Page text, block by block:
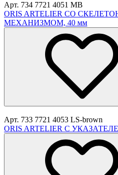
Арт. 734 7721 4051 MB
ORIS ARTELIER СО
МЕХАНИЗМОМ, 40 мм
Арт. 733 7721 4053 LS-brown
ORIS ARTELIER С